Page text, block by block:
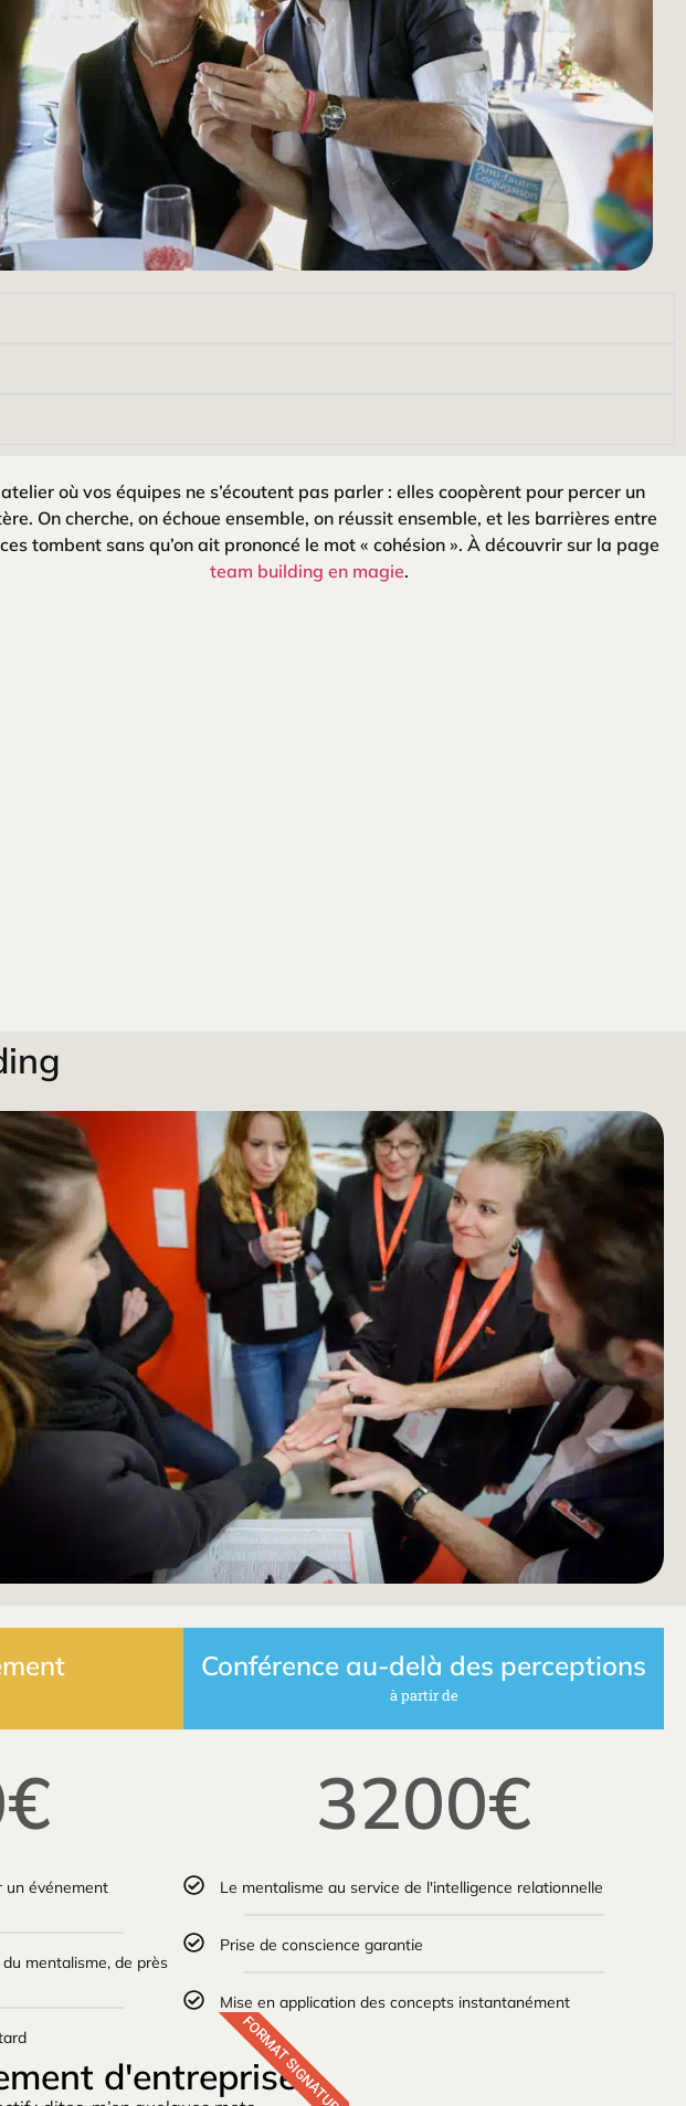
où vos équipes ne s’écoutent pas parler : elles coopèrent pour percer un
On cherche, on échoue ensemble, on réussit ensemble, et les barrières entre
tombent sans qu’on ait prononcé le mot « cohésion ». À découvrir sur la page
team building en magie.
un événement
mentalisme, de près
Conférence au-delà des perceptions
à partir de
3200€
Le mentalisme au service de l'intelligence relationnelle
Prise de conscience garantie
Mise en application des concepts instantanément
FORMAT SIGNATURE
d'entreprise.